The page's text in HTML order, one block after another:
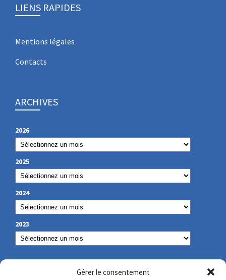
Gérer le consentement
LIENS RAPIDES
Mentions légales
Contacts
ARCHIVES
2026
2025
2024
2023
NOS COORDONNÉES